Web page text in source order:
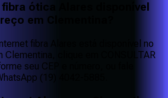
ótica Alares disponível
em Clementina?
fibra Alares está disponível no
Clementina, clique em CONSULTAR
seu CEP e número, ou fale
(19) 4042-5885.